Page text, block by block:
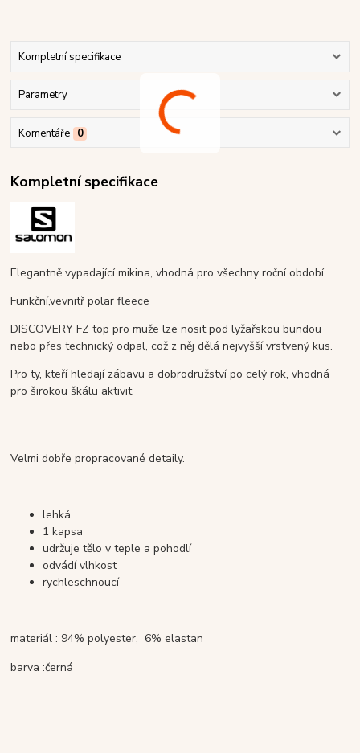
Kompletní specifikace
Parametry
Komentáře 0
Kompletní specifikace
Elegantně vypadající mikina, vhodná pro všechny roční období.
Funkční,vevnitř polar fleece
DISCOVERY FZ top pro muže lze nosit pod lyžařskou bundou
nebo přes technický odpal, což z něj dělá nejvyšší vrstvený kus.
Pro ty, kteří hledají zábavu a dobrodružství po celý rok, vhodná
pro širokou škálu aktivit.
Velmi dobře propracované detaily.
lehká
1 kapsa
udržuje tělo v teple a pohodlí
odvádí vlhkost
rychleschnoucí
materiál : 94% polyester, 6% elastan
barva :černá